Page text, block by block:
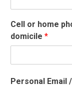
Cell or home
domicile *
Personal Email